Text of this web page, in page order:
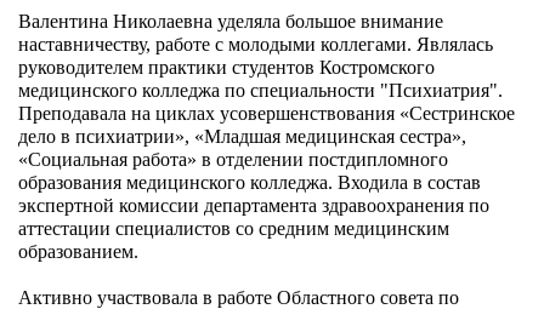
Валентина Николаевна уделяла большое внимание
наставничеству, работе с молодыми коллегами. Являлась
руководителем практики студентов Костромского
медицинского колледжа по специальности "Психиатрия".
Преподавала на циклах усовершенствования «Сестринское
дело в психиатрии», «Младшая медицинская сестра»,
«Социальная работа» в отделении постдипломного
образования медицинского колледжа. Входила в состав
экспертной комиссии департамента здравоохранения по
аттестации специалистов со средним медицинским
образованием.
Активно участвовала в работе Областного совета по